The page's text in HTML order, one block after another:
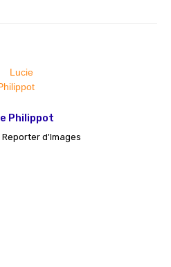
Philippot
d'Images